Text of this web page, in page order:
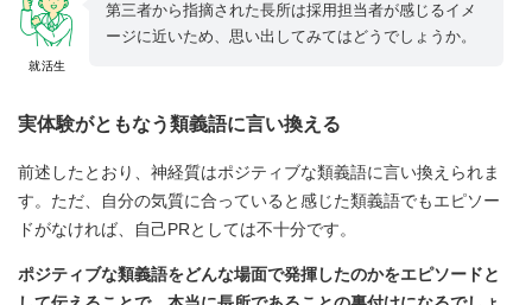
就活生
第三者から指摘された長所は採用担当者が感じるイメ
ージに近いため、思い出してみてはどうでしょうか。
実体験がともなう類義語に言い換える
前述したとおり、神経質はポジティブな類義語に言い換えられま
す。ただ、自分の気質に合っていると感じた類義語でもエピソー
ドがなければ、自己PRとしては不十分です。
ポジティブな類義語をどんな場面で発揮したのかをエピソードと